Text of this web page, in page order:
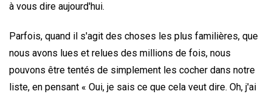
à vous dire aujourd'hui.
Parfois, quand il s'agit des choses les plus familières, que
nous avons lues et relues des millions de fois, nous
pouvons être tentés de simplement les cocher dans notre
liste, en pensant « Oui, je sais ce que cela veut dire. Oh, j'ai